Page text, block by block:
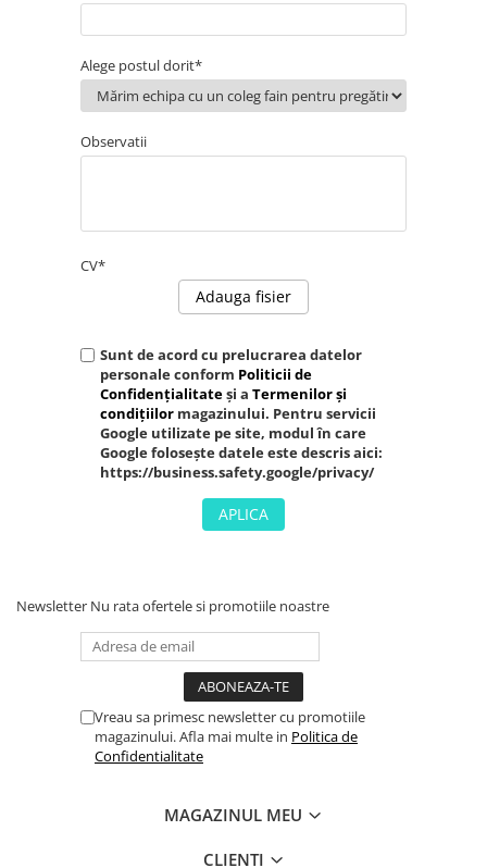
iPhone 12 Pro
iPhone 12 mini
iPhone XR
iPhone 8 Plus
iPhone 6 Plus
Top Piese iPhone
Baterie iPhone
Alege postul dorit*
Observatii
CV*
Adauga fisier
Sunt de acord cu prelucrarea datelor
personale conform Politicii de
Confidențialitateși a Termenilor și
condițiilor magazinului. Pentru servicii
Google utilizate pe site, modul în care
Google folosește datele este descris aici:
https://business.safety.google/privacy/
APLICA
Newsletter Nu rata ofertele si promotiile noastre
Vreau sa primesc newsletter cu promotiile
magazinului. Afla mai multe in Politica de
Confidentialitate
MAGAZINUL MEU
CLIENTI